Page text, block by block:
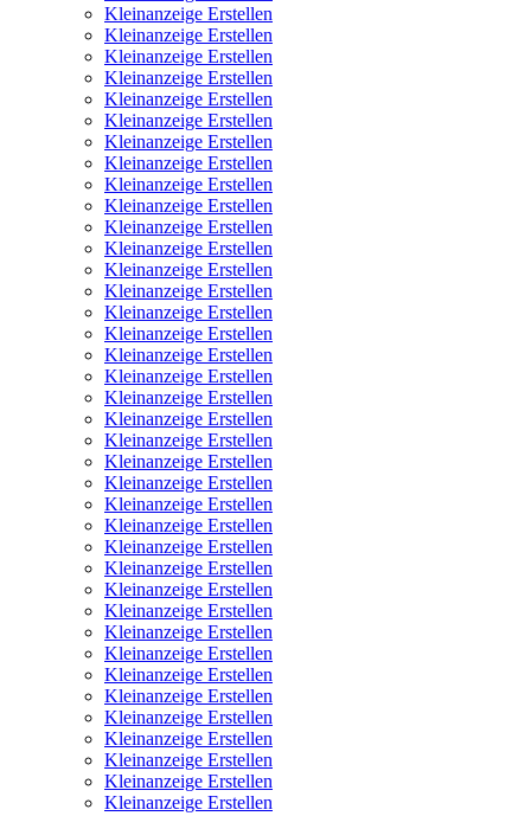
Kleinanzeige Erstellen
Kleinanzeige Erstellen
Kleinanzeige Erstellen
Kleinanzeige Erstellen
Kleinanzeige Erstellen
Kleinanzeige Erstellen
Kleinanzeige Erstellen
Kleinanzeige Erstellen
Kleinanzeige Erstellen
Kleinanzeige Erstellen
Kleinanzeige Erstellen
Kleinanzeige Erstellen
Kleinanzeige Erstellen
Kleinanzeige Erstellen
Kleinanzeige Erstellen
Kleinanzeige Erstellen
Kleinanzeige Erstellen
Kleinanzeige Erstellen
Kleinanzeige Erstellen
Kleinanzeige Erstellen
Kleinanzeige Erstellen
Kleinanzeige Erstellen
Kleinanzeige Erstellen
Kleinanzeige Erstellen
Kleinanzeige Erstellen
Kleinanzeige Erstellen
Kleinanzeige Erstellen
Kleinanzeige Erstellen
Kleinanzeige Erstellen
Kleinanzeige Erstellen
Kleinanzeige Erstellen
Kleinanzeige Erstellen
Kleinanzeige Erstellen
Kleinanzeige Erstellen
Kleinanzeige Erstellen
Kleinanzeige Erstellen
Kleinanzeige Erstellen
Kleinanzeige Erstellen